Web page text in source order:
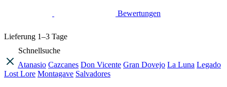
Bewertungen
Lieferung 1–3 Tage
Schnellsuche
Atanasio Cazcanes Don Vicente Gran Dovejo La Luna Legado
Lost Lore Montagave Salvadores